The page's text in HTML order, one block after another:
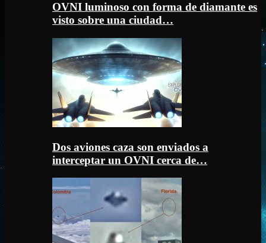
OVNI luminoso con forma de diamante es
visto sobre una ciudad…
Dos aviones caza son enviados a
interceptar un OVNI cerca de…